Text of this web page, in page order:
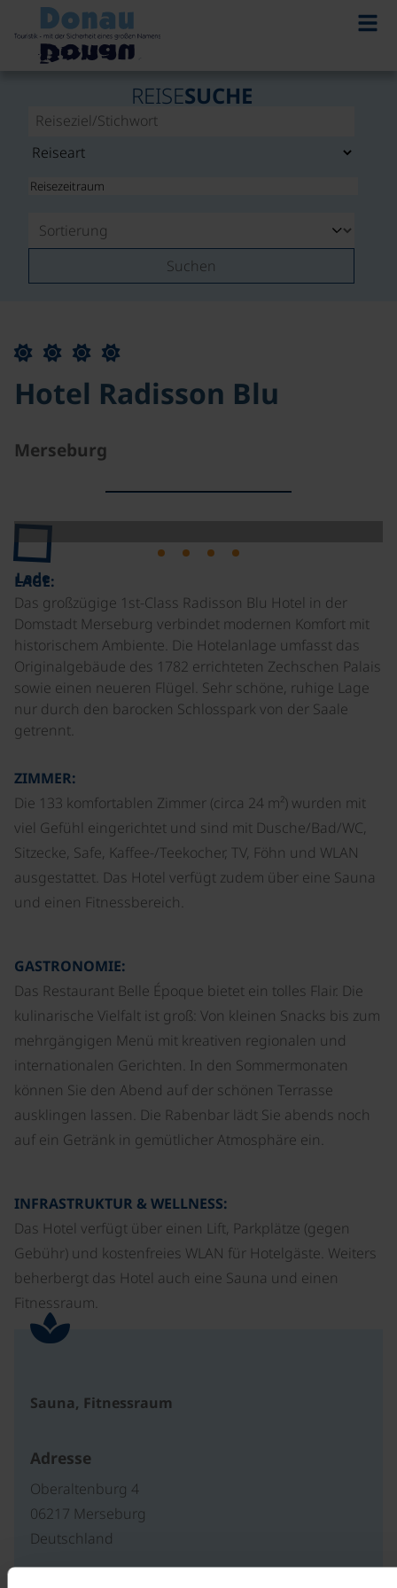
REISESUCHE
Suchen
Hotel Radisson Blu
Merseburg
Lade
LAGE:
Das großzügige 1st-Class Radisson Blu Hotel in der
Domstadt Merseburg verbindet modernen Komfort mit
historischem Ambiente. Die Hotelanlage umfasst das
Originalgebäude des 1782 errichteten Zechschen Palais
sowie einen neueren Flügel. Sehr schöne, ruhige Lage
nur durch den barocken Schlosspark von der Saale
getrennt.
ZIMMER:
Die 133 komfortablen Zimmer (circa 24 m²) wurden mit
viel Gefühl eingerichtet und sind mit Dusche/Bad/WC,
Sitzecke, Safe, Kaffee-/Teekocher, TV, Föhn und WLAN
ausgestattet. Das Hotel verfügt zudem über eine Sauna
und einen Fitnessbereich.
GASTRONOMIE:
Das Restaurant Belle Époque bietet ein tolles Flair. Die
kulinarische Vielfalt ist groß: Von kleinen Snacks bis zum
mehrgängigen Menü mit kreativen regionalen und
internationalen Gerichten. In den Sommermonaten
können Sie den Abend auf der schönen Terrasse
ausklingen lassen. Die Rabenbar lädt Sie abends noch
auf ein Getränk in gemütlicher Atmosphäre ein.
INFRASTRUKTUR & WELLNESS:
Das Hotel verfügt über einen Lift, Parkplätze (gegen
Gebühr) und kostenfreies WLAN für Hotelgäste. Weiters
beherbergt das Hotel auch eine Sauna und einen
Fitnessraum.
Sauna, Fitnessraum
Adresse
Oberaltenburg 4
06217 Merseburg
Deutschland